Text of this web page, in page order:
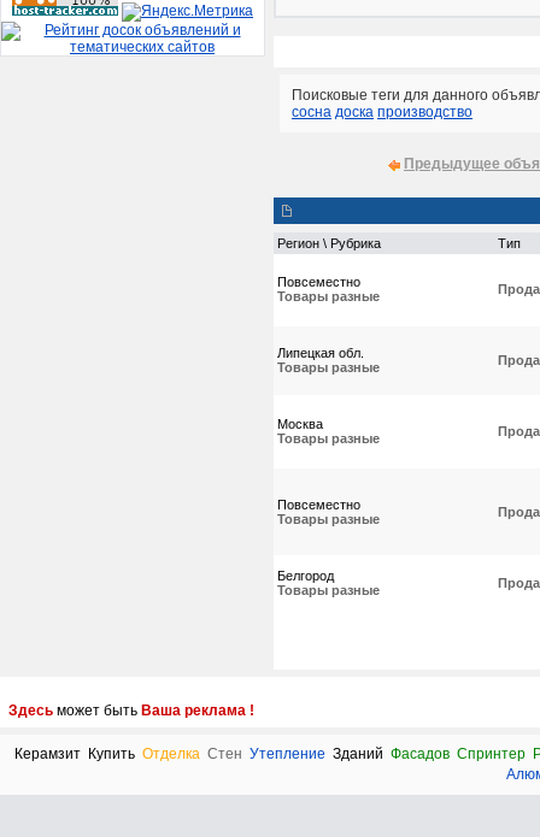
Поисковые теги для данного
сосна доска производство
Предыдущее
Регион \ Рубрика Тип
Повсеместно
Товары разные
Липецкая обл.
Товары разные
Москва
Товары разные
Повсеместно
Товары разные
Белгород
Товары разные
Здесь может быть Ваша реклама !
Керамзит Купить Отделка Стен Утепление Зданий Фасадов Спринтер